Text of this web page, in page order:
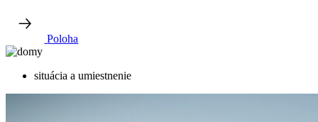
Poloha
situácia a umiestnenie